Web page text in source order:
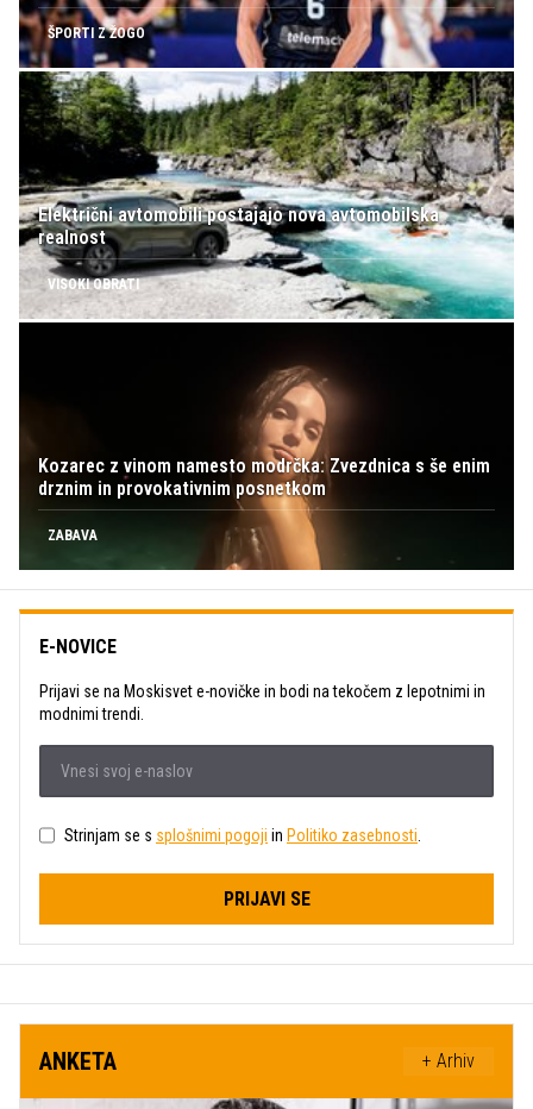
ŠPORTI Z ŽOGO
Električni avtomobili postajajo nova avtomobilska
realnost
VISOKI OBRATI
Kozarec z vinom namesto modrčka: Zvezdnica s še enim
drznim in provokativnim posnetkom
ZABAVA
E-NOVICE
Prijavi se na Moskisvet e-novičke in bodi na tekočem z lepotnimi in
modnimi trendi.
Strinjam se s splošnimi pogoji in Politiko zasebnosti
PRIJAVI SE
ANKETA + Arhiv